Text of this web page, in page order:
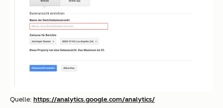
Quelle: https://analytics.google.com/analytics/